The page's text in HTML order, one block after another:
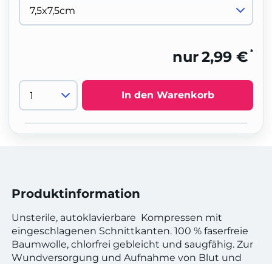
nur2,99 € *
In den Warenkorb
Produktinformation
Unsterile, autoklavierbare Kompressen mit
eingeschlagenen Schnittkanten. 100 % faserfreie
Baumwolle, chlorfrei gebleicht und saugfähig. Zur
Wundversorgung und Aufnahme von Blut und